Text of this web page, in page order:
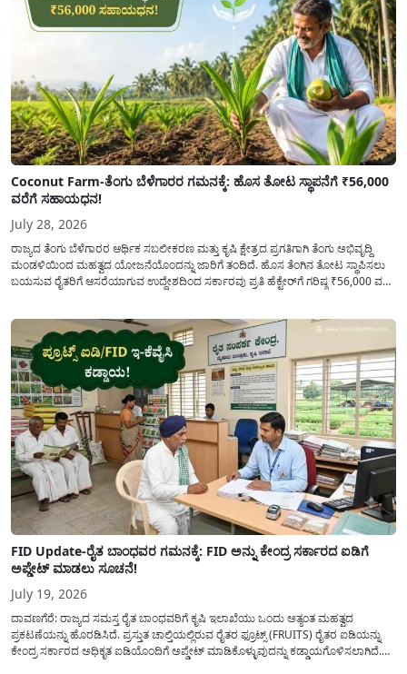
Coconut Farm-ತೆಂಗು ಬೆಳೆಗಾರರ ಗಮನಕ್ಕೆ: ಹೊಸ ತೋಟ ಸ್ಥಾಪನೆಗೆ ₹56,000
ವರೆಗೆ ಸಹಾಯಧನ!
July 28, 2026
ರಾಜ್ಯದ ತೆಂಗು ಬೆಳೆಗಾರರ ಆರ್ಥಿಕ ಸಬಲೀಕರಣ ಮತ್ತು ಕೃಷಿ ಕ್ಷೇತ್ರದ ಪ್ರಗತಿಗಾಗಿ ತೆಂಗು ಅಭಿವೃದ್ದಿ
ಮಂಡಳಿಯಿಂದ ಮಹತ್ವದ ಯೋಜನೆಯೊಂದನ್ನು ಜಾರಿಗೆ ತಂದಿದೆ. ಹೊಸ ತೆಂಗಿನ ತೋಟ ಸ್ಥಾಪಿಸಲು
ಬಯಸುವ ರೈತರಿಗೆ ಆಸರೆಯಾಗುವ ಉದ್ದೇಶದಿಂದ ಸರ್ಕಾರವು ಪ್ರತಿ ಹೆಕ್ಟೇರ್‌ಗೆ ಗರಿಷ್ಠ ₹56,000 ವರೆಗೆ
FID Update-ರೈತ ಬಾಂಧವರ ಗಮನಕ್ಕೆ: FID ಅನ್ನು ಕೇಂದ್ರ ಸರ್ಕಾರದ ಐಡಿಗೆ
ಅಪ್ಡೇಟ್ ಮಾಡಲು ಸೂಚನೆ!
July 19, 2026
ದಾವಣಗೆರೆ: ರಾಜ್ಯದ ಸಮಸ್ತ ರೈತ ಬಾಂಧವರಿಗೆ ಕೃಷಿ ಇಲಾಖೆಯು ಒಂದು ಅತ್ಯಂತ ಮಹತ್ವದ
ಪ್ರಕಟಣೆಯನ್ನು ಹೊರಡಿಸಿದೆ. ಪ್ರಸ್ತುತ ಚಾಲ್ತಿಯಲ್ಲಿರುವ ರೈತರ ಫ್ರೂಟ್ಸ್ (FRUITS) ರೈತರ ಐಡಿಯನ್ನು
ಕೇಂದ್ರ ಸರ್ಕಾರದ ಅಧಿಕೃತ ಐಡಿಯೊಂದಿಗೆ ಅಪ್ಡೇಟ್ ಮಾಡಿಕೊಳ್ಳುವುದನ್ನು ಕಡ್ಡಾಯಗೊಳಿಸಲಾಗಿದೆ.